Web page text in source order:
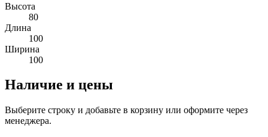
Высота
80
Длина
100
Ширина
100
Наличие и цены
Выберите строку и добавьте в корзину или оформите через
менеджера.